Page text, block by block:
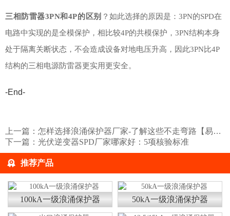
三相防雷器3PN和4P的 区别 ？如此选择的原因是：3PN的SPD在
电路中实现的是全模保护，相比较4P的共模保护，3PN结构本身
处于隔离关断状态，不会造成设备对地电压升高，因此3PN比4P
结构的三相电源防雷器更实用更安全。
-End-
上一篇： 怎样选择浪涌保护器厂家-了解这些不走弯路【易造】
下一篇： 光伏逆变器SPD厂家哪家好：5项核验标准
推荐产品
100kA一级浪涌保护器 50kA一级浪涌保护器